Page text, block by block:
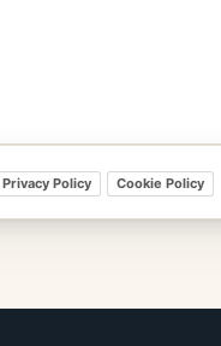
Privacy Policy Cookie Policy